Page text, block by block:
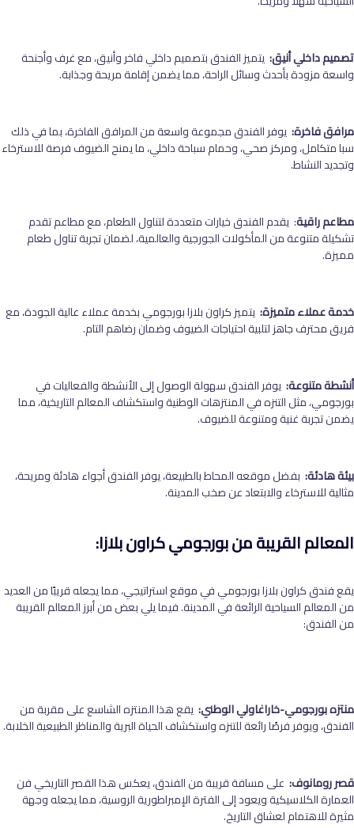
تصميم داخلي أنيق: يتميز الفندق بتصميم داخلي فاخر وأنيق، مع غرف وأجنحة
واسعة مزودة بأحدث وسائل الراحة، مما يضمن إقامة مريحة وجذابة.
مرافق فاخرة: يوفر الفندق مجموعة واسعة من المرافق الفاخرة، بما في ذلك
سبا متكامل، ومركز صحي، وحمام سباحة داخلي، ما يمنح الضيوف فرصة للاسترخاء
وتجديد النشاط.
مطاعم راقية: يقدم الفندق خيارات متعددة لتناول الطعام، مع مطاعم تقدم
تشكيلة متنوعة من المأكولات الجورجية والعالمية، لضمان تجربة تناول طعام
مميزة.
خدمة عملاء متميزة: يتميز كراون بلازا بورجومي بخدمة عملاء عالية الجودة، مع
فريق محترف جاهز لتلبية احتياجات الضيوف وضمان رضاهم التام.
أنشطة متنوعة: يوفر الفندق سهولة الوصول إلى الأنشطة والفعاليات في
بورجومي، مثل التنزه في المنتزهات الوطنية واستكشاف المعالم التاريخية، مما
يضمن تجربة غنية ومتنوعة للضيوف.
بيئة هادئة: بفضل موقعه المحاط بالطبيعة، يوفر الفندق أجواء هادئة ومريحة،
مثالية للاسترخاء والابتعاد عن صخب المدينة.
المعالم القريبة منبورجومي كراون بلازا:
يقع فندق كراون بلازا بورجومي في موقع استراتيجي، مما يجعله قريبًا من العديد
من المعالم السياحية الرائعة في المدينة. فيما يلي بعض من أبرز المعالم القريبة
من الفندق:
منتزه بورجومي-خاراغاولي الوطني: يقع هذا المنتزه الشاسع على مقربة من
الفندق، ويوفر فرصًا رائعة للتنزه واستكشاف الحياة البرية والمناظر الطبيعية الخلابة.
قصر رومانوف: على مسافة قريبة من الفندق، يعكس هذا القصر التاريخي فن
العمارة الكلاسيكية ويعود إلى الفترة الإمبراطورية الروسية، مما يجعله وجهة
مثيرة للاهتمام لعشاق التاريخ.